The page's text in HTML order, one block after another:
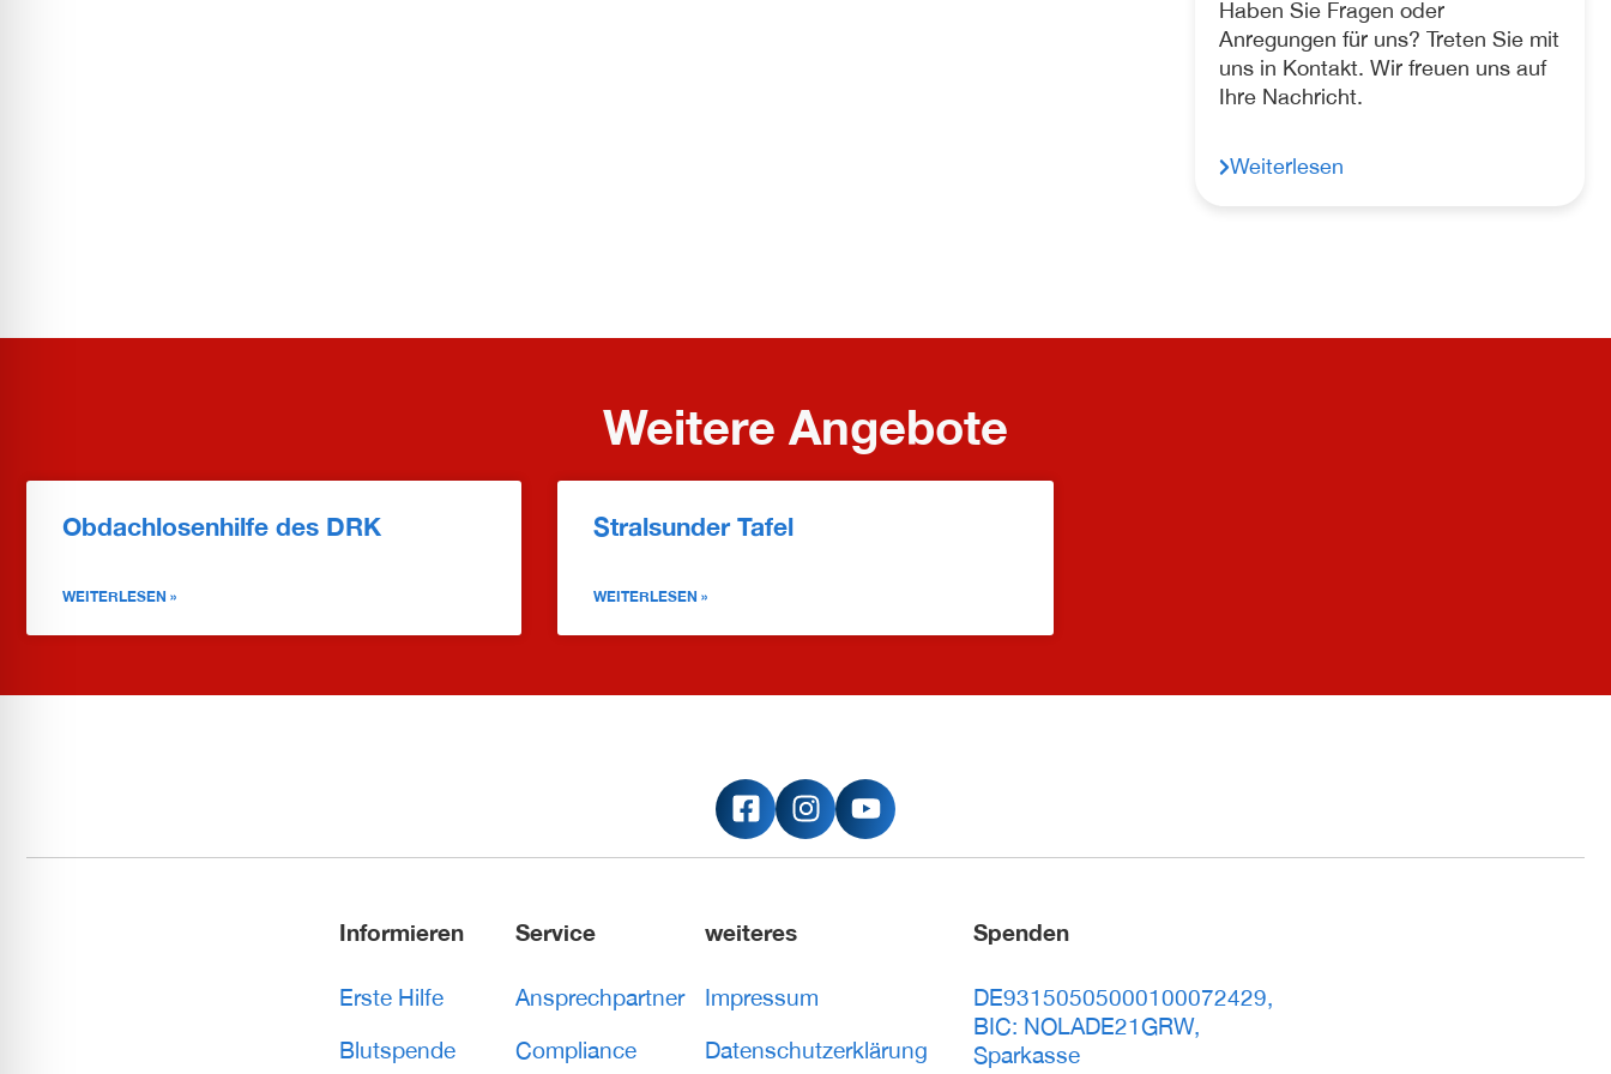
Haben Sie Fragen oder
Anregungen für uns? Treten Sie mit
uns in Kontakt. Wir freuen uns auf
Ihre Nachricht.
Weiterlesen
Weitere Angebote
Obdachlosenhilfe des DRK
WEITERLESEN »
Stralsunder Tafel
WEITERLESEN »
Informieren
Erste Hilfe
Blutspende
Service
Ansprechpartner
Compliance
weiteres
Impressum
Datenschutzerklärung
Spenden
DE93150505000100072429,
BIC: NOLADE21GRW,
Sparkasse